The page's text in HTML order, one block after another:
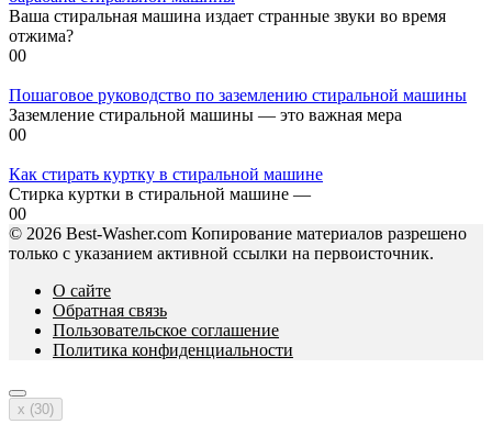
Ваша стиральная машина издает странные звуки во время
отжима?
00
Пошаговое руководство по заземлению стиральной машины
Заземление стиральной машины — это важная мера
00
Как стирать куртку в стиральной машине
Стирка куртки в стиральной машине —
00
© 2026 Best-Washer.com Копирование материалов разрешено
только с указанием активной ссылки на первоисточник.
О сайте
Обратная связь
Пользовательское соглашение
Политика конфиденциальности
x (30)